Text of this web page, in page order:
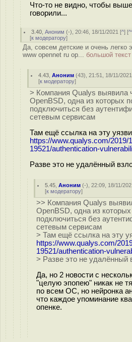
Что-то не видно, чтобы
говорили...
3.40 ,Аноним (-), 20:46, 18/11/2021 [^] [
[к модератору]
Да, совсем детские и очень легко
www opennet ru op... большой текст
4.43 ,Аноним (43), 21:51, 18/11/
[к модератору]
> Компания Qualys выявила
OpenBSD, одна из которых
подключиться без
сетевым сервисам
Там ещё ссылка на эту
https://www.qualys.com/2019/
19521/authentication-
Разве это не удалённый
5.45 ,Аноним (-), 22:09, 18/11/
[к модератору]
>> Компания Qualys
OpenBSD, одна из
подключиться без
сетевым сервисам
> Там ещё ссылка на эту
https://www.qualys.com/
19521/authentication-
> Разве это не удалённый
Да, но 2 новости с
"целую эпопею" никак не
по всем ОС, но нейронка
что каждое упоминание
опенке.